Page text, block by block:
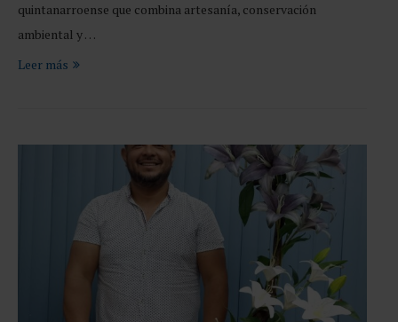
quintanarroense que combina artesanía, conservación
ambiental y …
Leer más